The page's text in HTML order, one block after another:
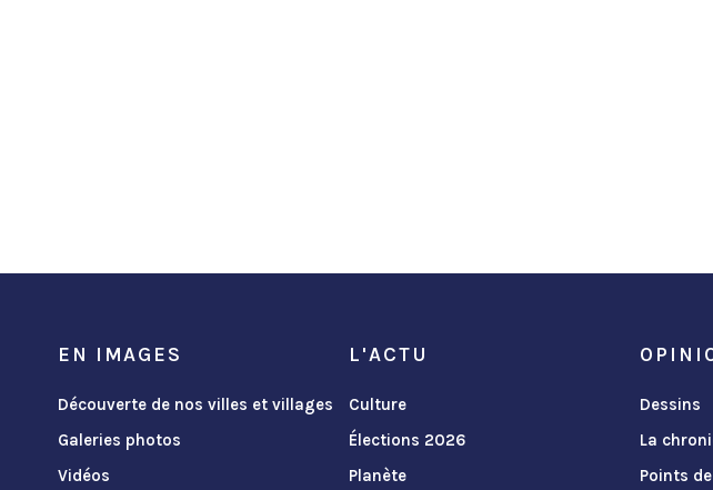
EN IMAGES
Découverte de nos villes et villages
Galeries photos
Vidéos
L'ACTU
Culture
Élections 2026
Planète
Dessins
La
Points